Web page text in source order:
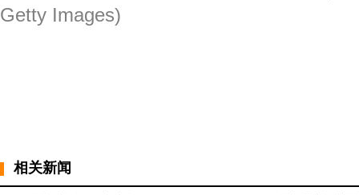
Getty Images)
相关新闻